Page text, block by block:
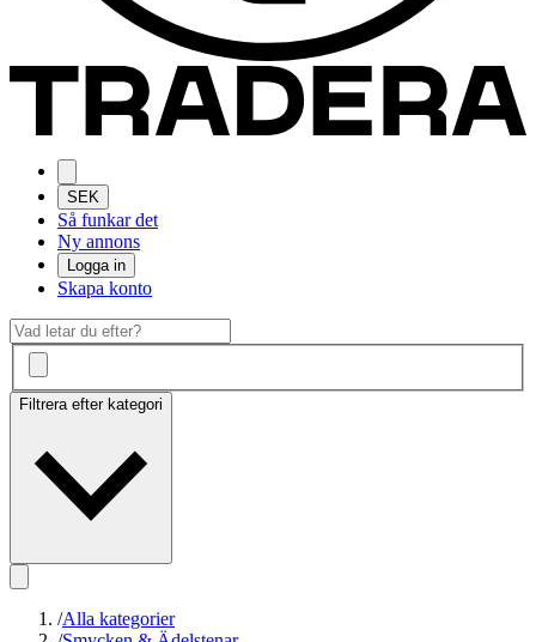
SEK
Så funkar det
Ny annons
Logga in
Skapa konto
Filtrera efter kategori
/Alla kategorier